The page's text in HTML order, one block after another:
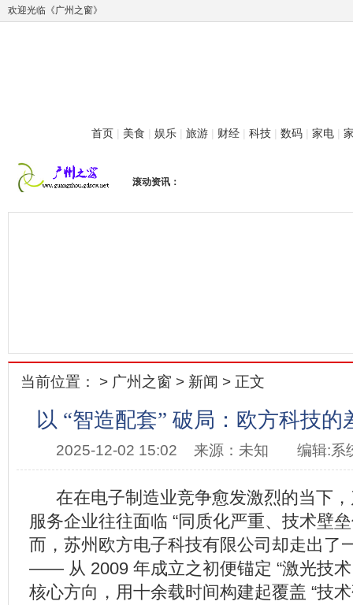
欢迎光临《广州之窗》
首页 | 美食 | 娱乐 | 旅游 | 财经 | 科技 | 数码 | 家电 |
滚动资讯：
当前位置： > 广州之窗 > 新闻 > 正文
以 “智造配套” 破局：欧方科技的
2025-12-02 15:02 来源：未知 编辑:系
在在电子制造业竞争愈发激烈的当下
服务企业往往面临 “同质化严重、技术壁
而，苏州欧方电子科技有限公司却走出了
—— 从 2009 年成立之初便锚定 “激光技术
核心方向，用十余载时间构建起覆盖 “技